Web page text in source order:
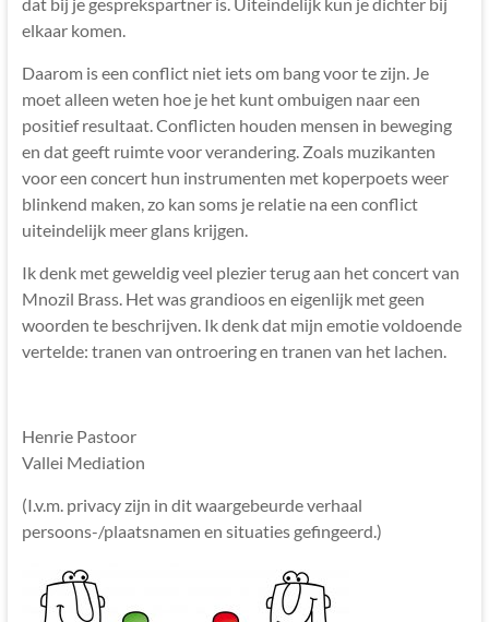
elkaar komen.
Daarom is een conflict niet iets om bang voor te zijn. Je
moet alleen weten hoe je het kunt ombuigen naar een
positief resultaat. Conflicten houden mensen in beweging
en dat geeft ruimte voor verandering. Zoals muzikanten
voor een concert hun instrumenten met koperpoets weer
blinkend maken, zo kan soms je relatie na een conflict
uiteindelijk meer glans krijgen.
Ik denk met geweldig veel plezier terug aan het concert van
Mnozil Brass. Het was grandioos en eigenlijk met geen
woorden te beschrijven. Ik denk dat mijn emotie voldoende
vertelde: tranen van ontroering en tranen van het lachen.
Henrie Pastoor
Vallei Mediation
(I.v.m. privacy zijn in dit waargebeurde verhaal
persoons-/plaatsnamen en situaties gefingeerd.)